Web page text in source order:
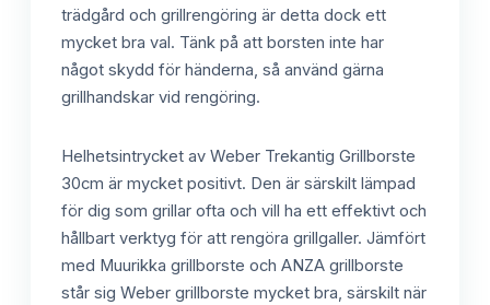
trädgård och grillrengöring är detta dock ett
mycket bra val. Tänk på att borsten inte har
något skydd för händerna, så använd gärna
grillhandskar vid rengöring.
Helhetsintrycket av Weber Trekantig Grillborste
30cm är mycket positivt. Den är särskilt lämpad
för dig som grillar ofta och vill ha ett effektivt och
hållbart verktyg för att rengöra grillgaller. Jämfört
med Muurikka grillborste och ANZA grillborste
står sig Weber grillborste mycket bra, särskilt när